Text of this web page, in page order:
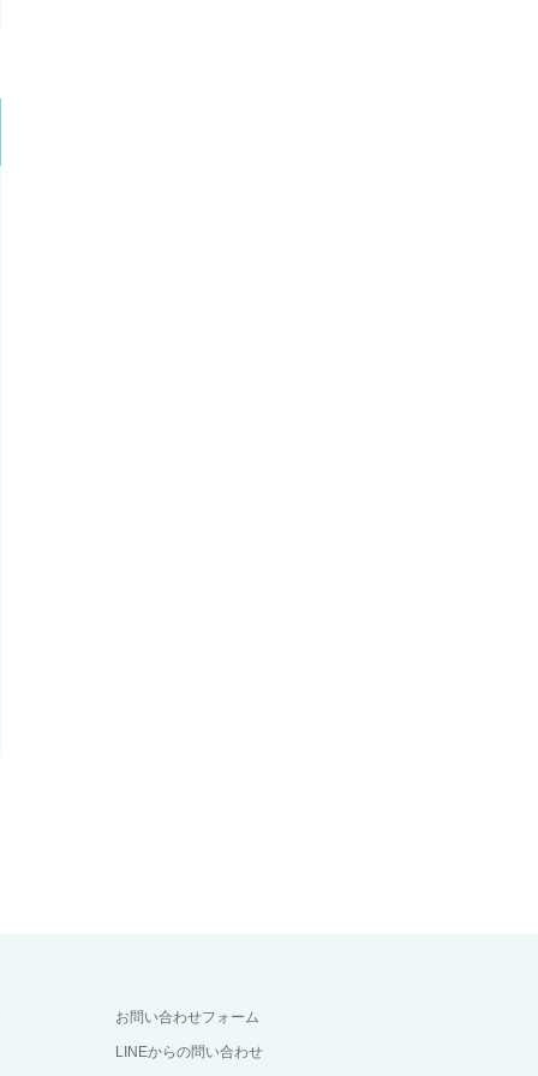
お問い合わせフォーム
LINEからの問い合わせ